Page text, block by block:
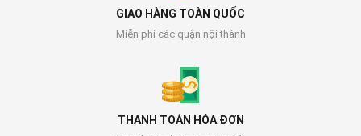
GIAO HÀNG TOÀN QUỐC
Miễn phí các quận nội thành
THANH TOÁN HÓA ĐƠN